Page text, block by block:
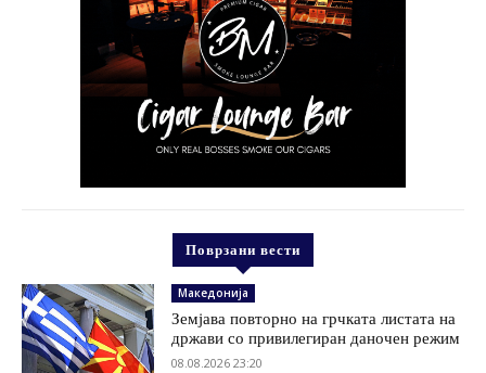
Поврзани вести
Македонија
Земјава повторно на грчката листата на
држави со привилегиран даночен режим
08.08.2026 23:20